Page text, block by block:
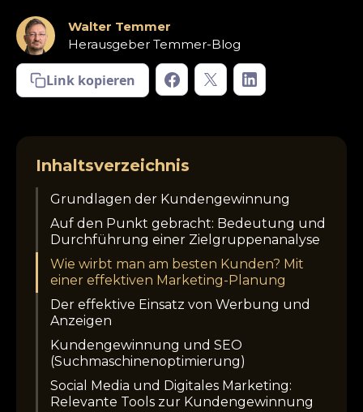
Walter Temmer
Herausgeber Temmer-Blog
Link kopieren
Inhaltsverzeichnis
Grundlagen der Kundengewinnung
Auf den Punkt gebracht: Bedeutung und
Durchführung einer Zielgruppenanalyse
Wie wirbt man am besten Kunden? Mit
einer effektiven Marketing-Planung
Der effektive Einsatz von Werbung und
Anzeigen
Kundengewinnung und SEO
(Suchmaschinenoptimierung)
Social Media und Digitales Marketing:
Relevante Tools zur Kundengewinnung